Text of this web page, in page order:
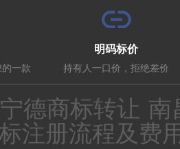
一款
明码标价
持有人一口价，拒绝差价
宁德商标转让 南
注册流程及费